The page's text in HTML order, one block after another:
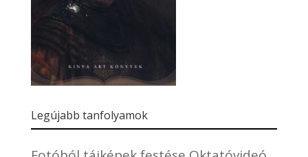
Legújabb tanfolyamok